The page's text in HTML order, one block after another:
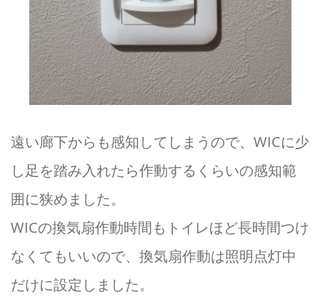
遠い廊下からも感知してしまうので、WICに少
し足を踏み入れたら作動するくらいの感知範
囲に狭めました。
WICの換気扇作動時間もトイレほど長時間つけ
なくてもいいので、換気扇作動は照明点灯中
だけに設定しました。